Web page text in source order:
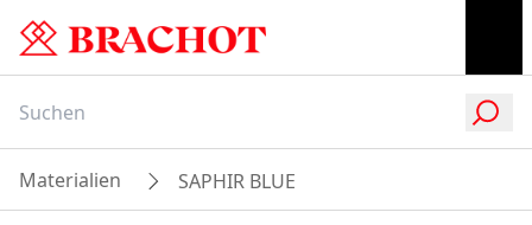
Materialien SAPHIR BLUE